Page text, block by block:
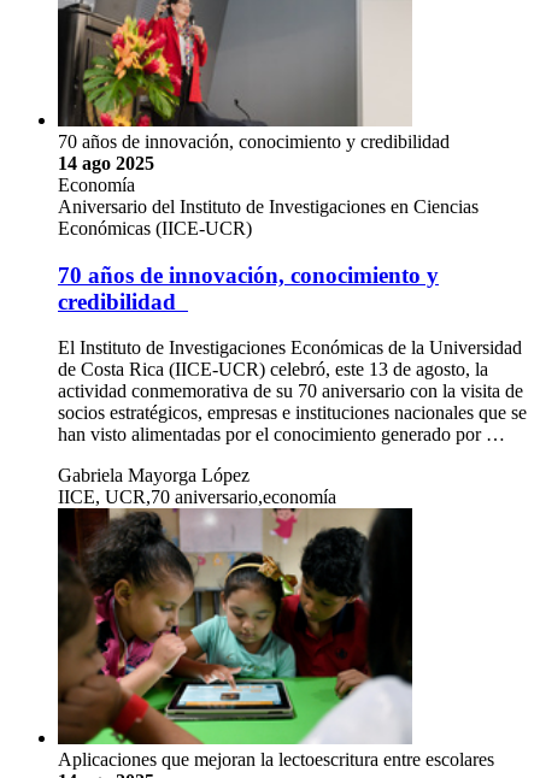
70 años de innovación, conocimiento y credibilidad
14 ago 2025
Economía
Aniversario del Instituto de Investigaciones en Ciencias
Económicas (IICE-UCR)
70 años de innovación, conocimiento y
credibilidad
El Instituto de Investigaciones Económicas de la Universidad
de Costa Rica (IICE-UCR) celebró, este 13 de agosto, la
actividad conmemorativa de su 70 aniversario con la visita de
socios estratégicos, empresas e instituciones nacionales que se
han visto alimentadas por el conocimiento generado por …
Gabriela Mayorga López
IICE, UCR,70 aniversario,economía
Aplicaciones que mejoran la lectoescritura entre escolares